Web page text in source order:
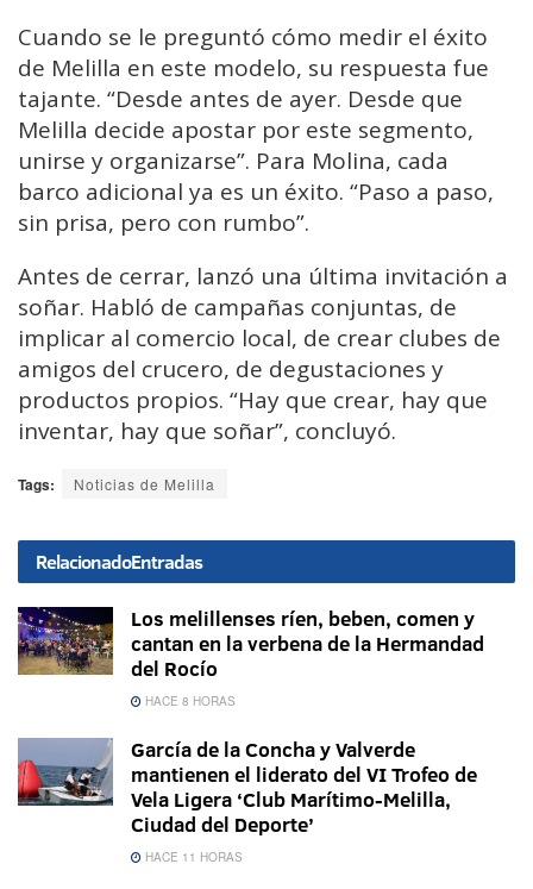
Cuando se le preguntó cómo medir el éxito
de Melilla en este modelo, su respuesta fue
tajante. “Desde antes de ayer. Desde que
Melilla decide apostar por este segmento,
unirse y organizarse”. Para Molina, cada
barco adicional ya es un éxito. “Paso a paso,
sin prisa, pero con rumbo”.
Antes de cerrar, lanzó una última invitación a
soñar. Habló de campañas conjuntas, de
implicar al comercio local, de crear clubes de
amigos del crucero, de degustaciones y
productos propios. “Hay que crear, hay que
inventar, hay que soñar”, concluyó.
Tags: Noticias de Melilla
RelacionadoEntradas
Los melillenses ríen, beben, comen y
cantan en la verbena de la Hermandad
del Rocío
HACE 8 HORAS
García de la Concha y Valverde
mantienen el liderato del VI Trofeo de
Vela Ligera ‘Club Marítimo-Melilla,
Ciudad del Deporte’
HACE 11 HORAS